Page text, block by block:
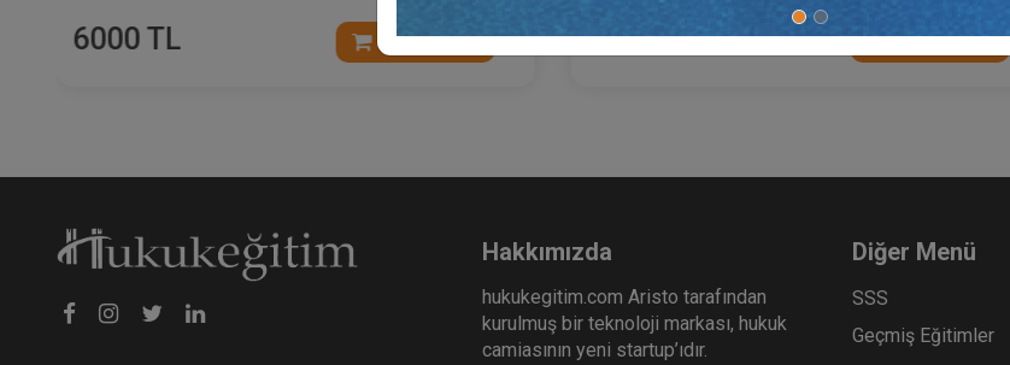
6000 TL Sepete Ekle 6000 TL Sepete Ekle
Hakkımızda
hukukegitim.com Aristo tarafından
kurulmuş bir teknoloji markası, hukuk
camiasının yeni startup’ıdır.
Diğer Menü
SSS
Geçmiş Eğitimler